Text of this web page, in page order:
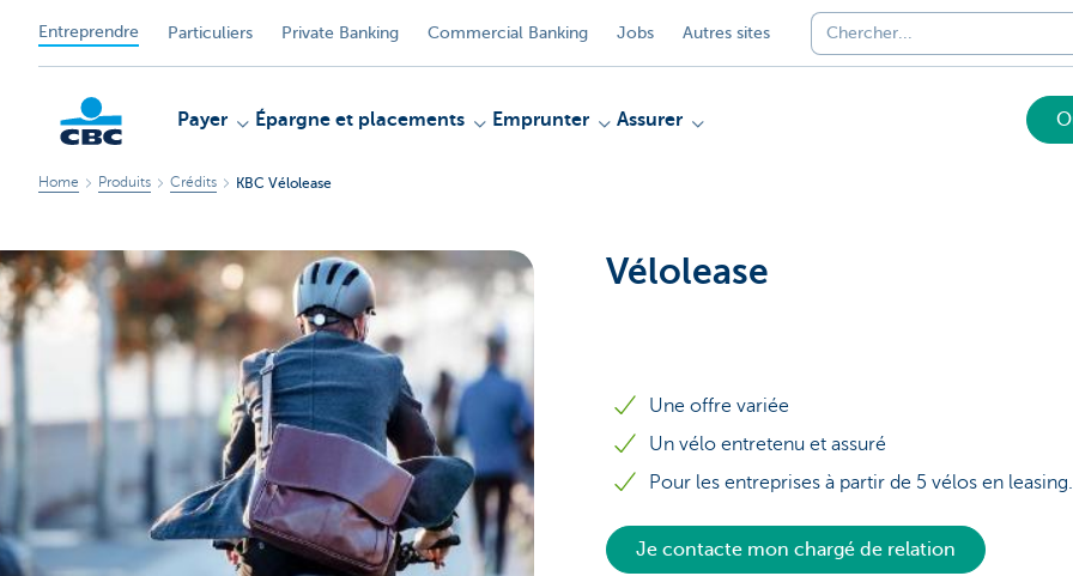
Entreprendre Particuliers Private Banking Commercial Banking Jobs Autres sites
KBC
Payer Épargne et placements Emprunter Assurer
Home Produits Crédits KBC Vélolease
Vélolease
Une offre variée
Un vélo entretenu et assuré
Pour les entreprises à partir de 5 vélos en leasing.
Je contacte mon chargé de relation